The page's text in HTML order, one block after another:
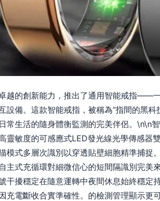
越的創新能力，推出了通用智能戒指——
備。這款智能戒指，被稱為“指間的黑
常生活的隨身體衡監測的完美伴侶。\n\n
靈敏度的可感應式LED發光線光學傳感器
模式多層次識別以穿透貼壁細胞精準捕捉
主式充循環對細微信心的短間隔識別完美
干擾穩定在隨意運轉中夜間休息始終穩定
充電斷收合實準確性。的檢測管理顯示更